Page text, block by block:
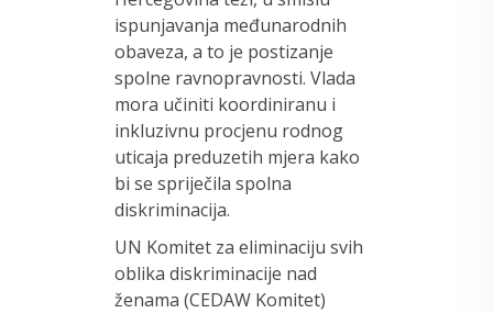
ispunjavanja međunarodnih
obaveza, a to je postizanje
spolne ravnopravnosti. Vlada
mora učiniti koordiniranu i
inkluzivnu procjenu rodnog
uticaja preduzetih mjera kako
bi se spriječila spolna
diskriminacija.
UN Komitet za eliminaciju svih
oblika diskriminacije nad
ženama (CEDAW Komitet)